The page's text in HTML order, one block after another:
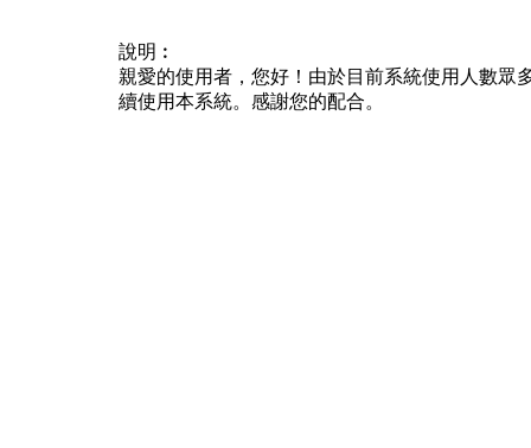
說明︰
親愛的使用者，您好！由於目前系統使用人數眾
續使用本系統。感謝您的配合。